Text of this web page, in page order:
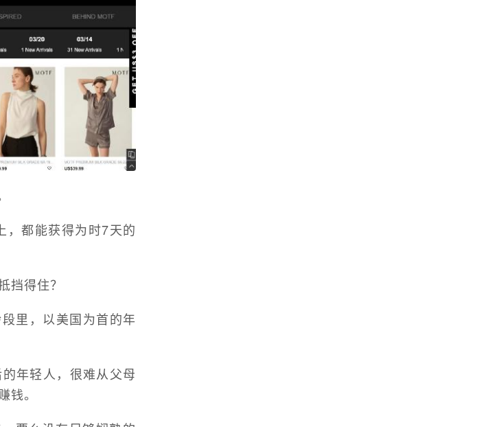
，都能获得为时7天的
挡得住？
里，以美国为首的年
年轻人，很难从父母
。